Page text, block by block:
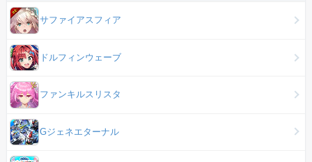
サファイアスフィア
ドルフィンウェーブ
ファンキルスリスタ
Gジェネエターナル